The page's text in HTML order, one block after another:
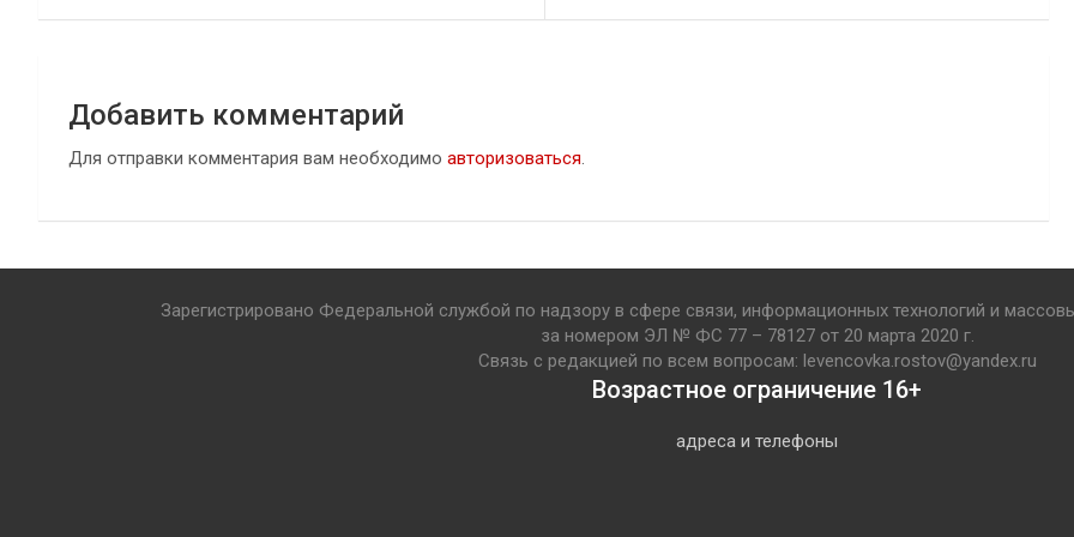
записям
Добавить комментарий
Для отправки комментария вам необходимо авторизоваться.
Зарегистрировано Федеральной службой по надзору в сфере связи, информационных технологий и
за номером ЭЛ № ФС 77 – 78127 от 20 марта 2020 г.
Связь с редакцией по всем вопросам: levencovka.rostov@yandex.ru
Возрастное ограничение 16+
адреса и телефоны